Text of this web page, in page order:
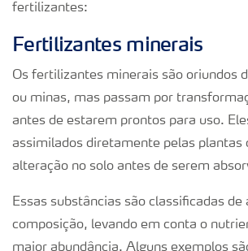
fertilizantes:
Fertilizantes minerais
Os fertilizantes minerais são oriundos
ou minas, mas passam por
antes de estarem prontos para uso.
assimilados diretamente pelas plantas
alteração no solo antes de serem
Essas substâncias são classificadas de
composição, levando em conta o
maior abundância. Alguns exemplos